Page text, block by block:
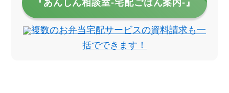
『あんしん相談室‐宅配ごはん案内‐』
複数のお弁当宅配サービスの資料請求も一
括でできます！